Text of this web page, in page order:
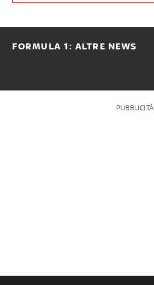
FORMULA 1: ALTRE NEWS
PUBBLICITÀ